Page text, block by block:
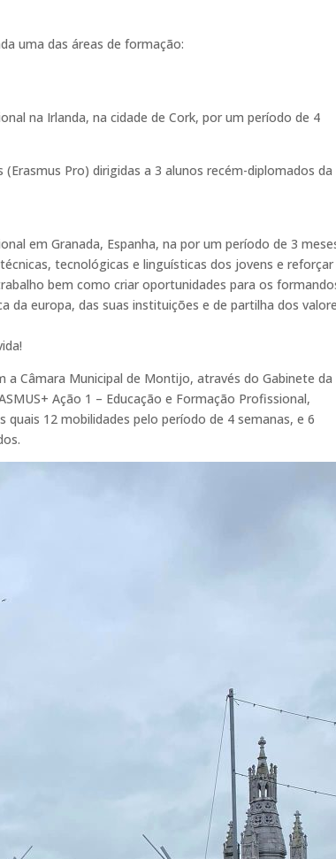
uma das áreas de formação:
na Irlanda, na cidade de Cork, por um período de 4
Pro) dirigidas a 3 alunos recém-diplomados da
em Granada, Espanha, na por um período de 3
tecnológicas e linguísticas dos jovens e reforçar
bem como criar oportunidades para os
da europa, das suas instituições e de partilha dos
Câmara Municipal de Montijo, através do Gabinete da
Ação 1 – Educação e Formação Profissional,
12 mobilidades pelo período de 4 semanas, e 6